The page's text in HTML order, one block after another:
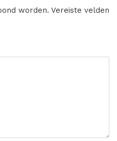
worden. Vereiste velden